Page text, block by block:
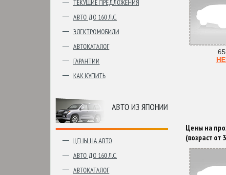
ТЕКУЩИЕ ПРЕДЛОЖЕНИЯ
АВТО ДО 160 Л.С.
ЭЛЕКТРОМОБИЛИ
АВТОКАТАЛОГ
ГАРАНТИИ
КАК КУПИТЬ
АВТО ИЗ ЯПОНИИ
ЦЕНЫ НА АВТО
АВТО ДО 160 Л.С.
АВТОКАТАЛОГ
Цены на
(возраст от